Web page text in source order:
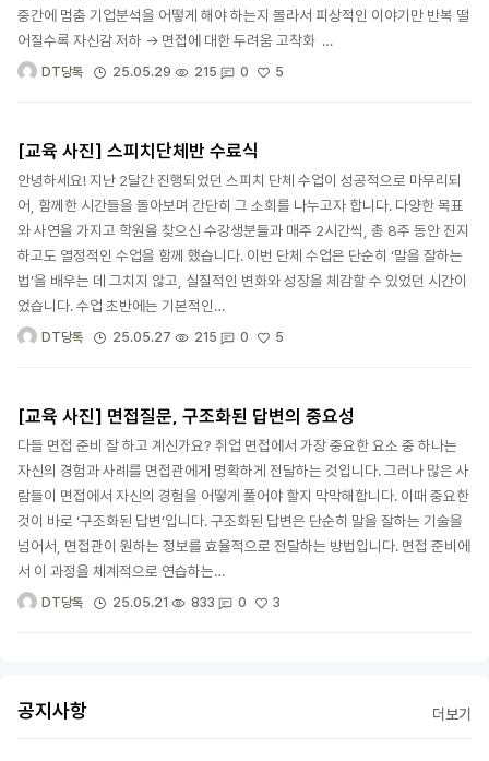
중간에 멈춤 기업분석을 어떻게 해야 하는지 몰라서 피상적인 이야기만 반복 떨
어질수록 자신감 저하 → 면접에 대한 두려움 고착화 …
DT당톡 25.05.29 215 0 5
[교육 사진] 스피치단체반 수료식
안녕하세요! 지난 2달간 진행되었던 스피치 단체 수업이 성공적으로 마무리되
어, 함께한 시간들을 돌아보며 간단히 그 소회를 나누고자 합니다. 다양한 목표
와 사연을 가지고 학원을 찾으신 수강생분들과 매주 2시간씩, 총 8주 동안 진지
하고도 열정적인 수업을 함께 했습니다. 이번 단체 수업은 단순히 ‘말을 잘하는
법’을 배우는 데 그치지 않고, 실질적인 변화와 성장을 체감할 수 있었던 시간이
었습니다. 수업 초반에는 기본적인…
DT당톡 25.05.27 215 0 5
[교육 사진] 면접질문, 구조화된 답변의 중요성
다들 면접 준비 잘 하고 계신가요? 취업 면접에서 가장 중요한 요소 중 하나는
자신의 경험과 사례를 면접관에게 명확하게 전달하는 것입니다. 그러나 많은 사
람들이 면접에서 자신의 경험을 어떻게 풀어야 할지 막막해합니다. 이때 중요한
것이 바로 ‘구조화된 답변’입니다. 구조화된 답변은 단순히 말을 잘하는 기술을
넘어서, 면접관이 원하는 정보를 효율적으로 전달하는 방법입니다. 면접 준비에
서 이 과정을 체계적으로 연습하는…
DT당톡 25.05.21 833 0 3
공지사항 더보기